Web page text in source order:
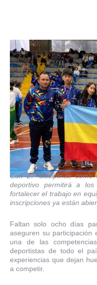
Con 27 disciplinas como
deportivo permitirá a los
fortalecer el trabajo en
inscripciones ya están
Faltan solo ocho días
aseguren su participación
una de las
deportistas de todo el
experiencias que dejan
a competir.